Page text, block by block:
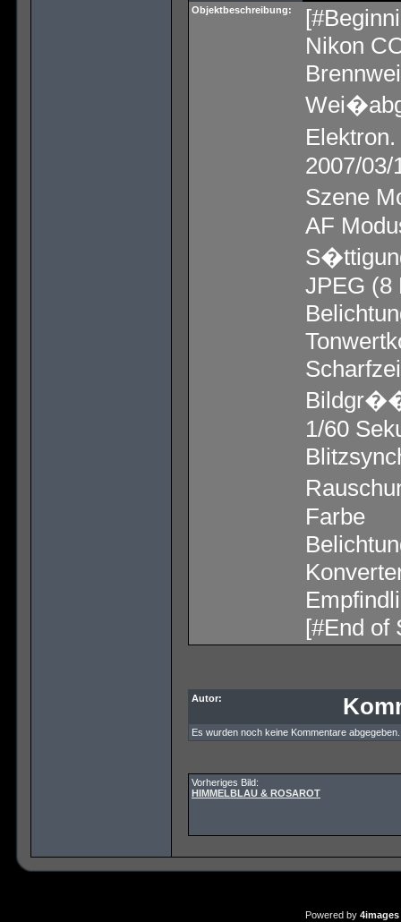
Objektbeschreibung:
Nikon
2007/03/
Szene
AF
JPEG (8
1/60
Farbe
[#End of
Autor:
Es wurden noch keine Kommentare abgegeben.
Vorheriges Bild:
HIMMELBLAU & ROSAROT
Powered by 4images